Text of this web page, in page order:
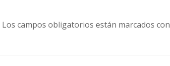
Los campos obligatorios están marcados con